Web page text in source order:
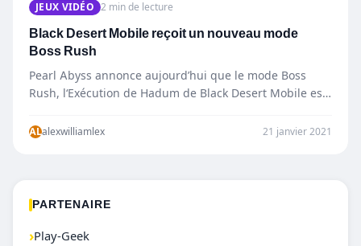
JEUX VIDÉO 2 min de lecture
Black Desert Mobile reçoit un nouveau mode
Boss Rush
Pearl Abyss annonce aujourd’hui que le mode Boss
Rush, l‘Exécution de Hadum de Black Desert Mobile est
ALalexwilliamlex 21 janvier 2021
PARTENAIRE
›Play-Geek